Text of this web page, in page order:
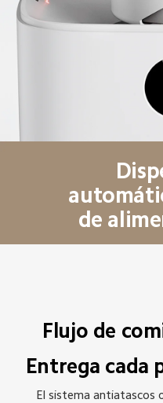
de
Flujo de
Entrega cada
El sistema antiatascos